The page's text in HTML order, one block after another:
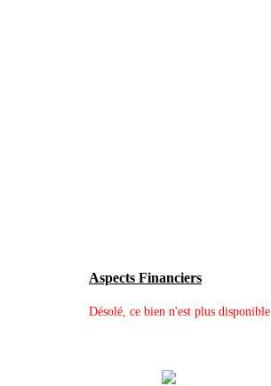
Aspects Financiers
Désolé, ce bien n'est plus disponible